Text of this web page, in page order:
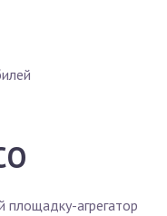
площадку-агрегатор